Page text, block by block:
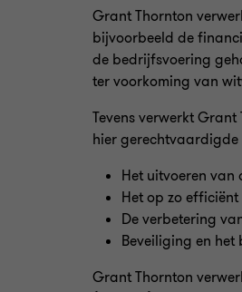
Grant Thornton
bijvoorbeeld de
de bedrijfsvoering
ter voorkoming van
Tevens verwerkt
hier
Het uitvoeren van
Het op zo
De verbetering
Beveiliging en het
Grant Thornton